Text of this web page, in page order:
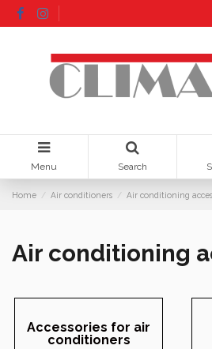
Menu Search
Home Air conditioners Air conditioning
Air conditioning
Accessories for air
conditioners